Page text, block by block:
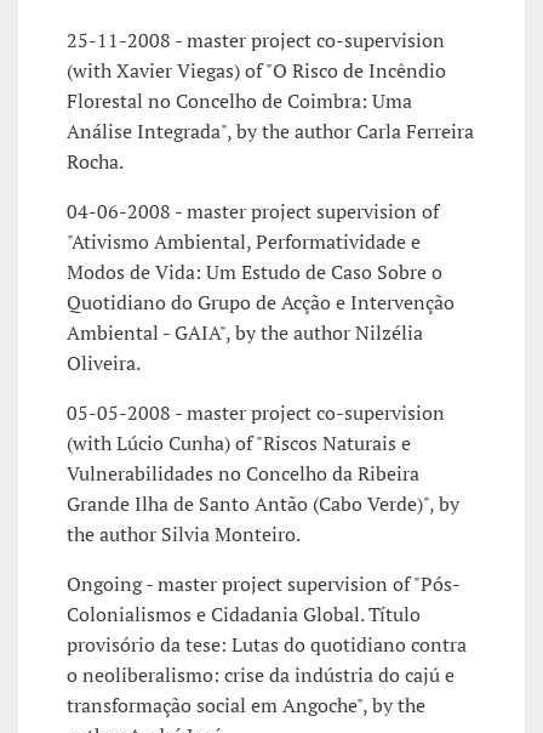
25-11-2008 - master project co-supervision
(with Xavier Viegas) of "O Risco de Incêndio
Florestal no Concelho de Coimbra: Uma
Análise Integrada", by the author Carla Ferreira
Rocha.
04-06-2008 - master project supervision of
"Ativismo Ambiental, Performatividade e
Modos de Vida: Um Estudo de Caso Sobre o
Quotidiano do Grupo de Acção e Intervenção
Ambiental - GAIA", by the author Nilzélia
Oliveira.
05-05-2008 - master project co-supervision
(with Lúcio Cunha) of "Riscos Naturais e
Vulnerabilidades no Concelho da Ribeira
Grande Ilha de Santo Antão (Cabo Verde)", by
the author Silvia Monteiro.
Ongoing - master project supervision of "Pós-
Colonialismos e Cidadania Global. Título
provisório da tese: Lutas do quotidiano contra
o neoliberalismo: crise da indústria do cajú e
transformação social em Angoche", by the